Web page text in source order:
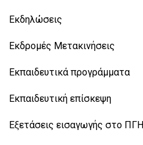
Εκδηλώσεις
Εκδρομές Μετακινήσεις
Εκπαιδευτικά προγράμματα
Εκπαιδευτική επίσκεψη
Εξετάσεις εισαγωγής στο ΠΓΗ